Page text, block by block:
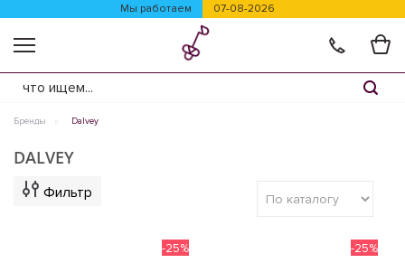
Мы работаем 07-08-2026
Бренды Dalvey
DALVEY
Фильтр
-25% -25%